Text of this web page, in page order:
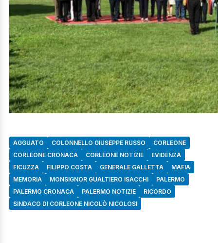
AGGUATO COLONNELLO GIUSEPPE RUSSO
CORLEONE
CORLEONE CRONACA
CORLEONE NOTIZIE
EVIDENZA
FICUZZA
FILIPPO COSTA GENERALE GALLETTA
MAFIA
MEMORIA
MONSIGNOR GUALTIERO ISACCHI
PALERMO
PALERMO CRONACA
PALERMO NOTIZIE
RICORDO
SINDACO DI CORLEONE NICOLÒ NICOLOSI